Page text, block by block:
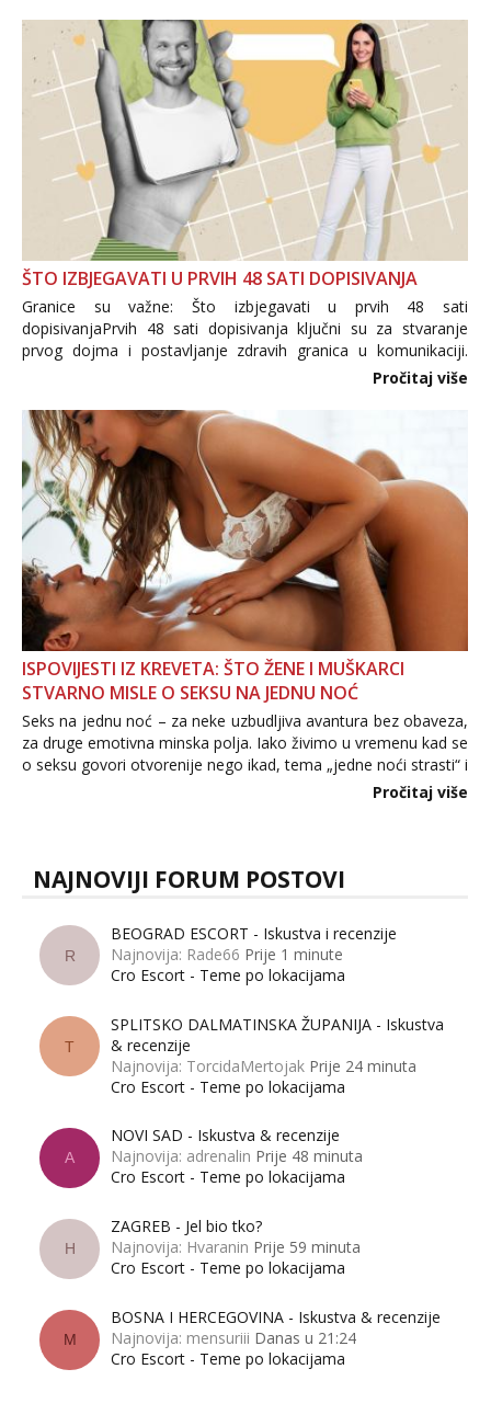
ŠTO IZBJEGAVATI U PRVIH 48 SATI DOPISIVANJA
Granice su važne: Što izbjegavati u prvih 48 sati
dopisivanjaPrvih 48 sati dopisivanja ključni su za stvaranje
prvog dojma i postavljanje zdravih granica u komunikaciji.
Važno je izbjeći prebrzo otkrivanje osobnih ili intimnih
povjerenje. Takođe...
Pročitaj više
ISPOVIJESTI IZ KREVETA: ŠTO ŽENE I MUŠKARCI
STVARNO MISLE O SEKSU NA JEDNU NOĆ
Seks na jednu noć – za neke uzbudljiva avantura bez obaveza,
za druge emotivna minska polja. Iako živimo u vremenu kad se
o seksu govori otvorenije nego ikad, tema „jedne noći strasti“ i
dalje izaziva burne rasprave. Što zapravo misle žene, a što
Pročitaj više
NAJNOVIJI FORUM POSTOVI
R
BEOGRAD ESCORT - Iskustva i recenzije
Najnovija: Rade66 Prije 1 minute
Cro Escort - Teme po lokacijama
T
SPLITSKO DALMATINSKA ŽUPANIJA - Iskustva
& recenzije
Najnovija: TorcidaMertojak Prije 24 minuta
Cro Escort - Teme po lokacijama
A
NOVI SAD - Iskustva & recenzije
Najnovija: adrenalin Prije 48 minuta
Cro Escort - Teme po lokacijama
H
ZAGREB - Jel bio tko?
Najnovija: Hvaranin Prije 59 minuta
Cro Escort - Teme po lokacijama
M
BOSNA I HERCEGOVINA - Iskustva & recenzije
Najnovija: mensuriii Danas u 21:24
Cro Escort - Teme po lokacijama